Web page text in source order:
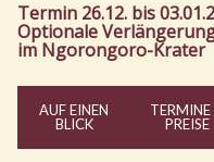
Termin 26.12. bis
Optionale
im Ngorongoro-Krater
AUF EINEN
BLICK
TERMINE
PREISE